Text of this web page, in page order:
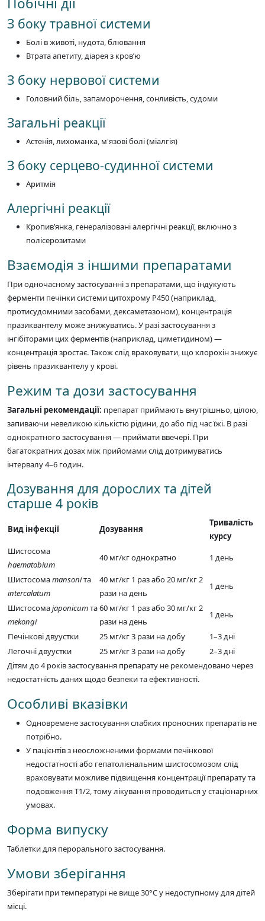
З боку травної системи
Болі в животі, нудота, блювання
Втрата апетиту, діарея з кров’ю
З боку нервової системи
Головний біль, запаморочення, сонливість, судоми
Загальні реакції
Астенія, лихоманка, м'язові болі (міалгія)
З боку серцево-судинної системи
Аритмія
Алергічні реакції
Кропив’янка, генералізовані алергічні реакції, включно з
полісерозитами
Взаємодія з іншими препаратами
При одночасному застосуванні з препаратами, що індукують
ферменти печінки системи цитохрому Р450 (наприклад,
протисудомними засобами, дексаметазоном), концентрація
празиквантелу може знижуватись. У разі застосування з
інгібіторами цих ферментів (наприклад, циметидином) —
концентрація зростає. Також слід враховувати, що хлорохін знижує
рівень празиквантелу у крові.
Режим та дози застосування
Загальні рекомендації: препарат приймають внутрішньо, цілою,
запиваючи невеликою кількістю рідини, до або під час їжі. В разі
однократного застосування — приймати ввечері. При
багатократних дозах між прийомами слід дотримуватись
інтервалу 4–6 годин.
Дозування для дорослих та дітей
старше 4 років
Вид інфекції Дозування
Тривалість
курсу
Шистосома
haematobium
40 мг/кг однократно 1 день
Шистосомаmansoniта
intercalatum
40 мг/кг 1 раз або 20 мг/кг 2
рази на день
1 день
Шистосомаjaponicumта
mekongi
60 мг/кг 1 раз або 30 мг/кг 2
рази на день
1 день
Печінкові двуустки 25 мг/кг 3 рази на добу
1–3 дні
Легочні двуустки
25 мг/кг 3 рази на добу
2–3 дні
Дітям до 4 років застосування препарату не рекомендовано через
недостатність даних щодо безпеки та ефективності.
Особливі вказівки
Одновремене застосування слабких проносних препаратів не
потрібно.
У пацієнтів з неосложненими формами печінкової
недостатності або гепатолієнальним шистосомозом слід
враховувати можливе підвищення концентрації препарату та
подовження T1/2, тому лікування проводиться у стаціонарних
умовах.
Форма випуску
Таблетки для перорального застосування.
Умови зберігання
Зберігати при температурі не вище 30°C у недоступному для дітей
місці.